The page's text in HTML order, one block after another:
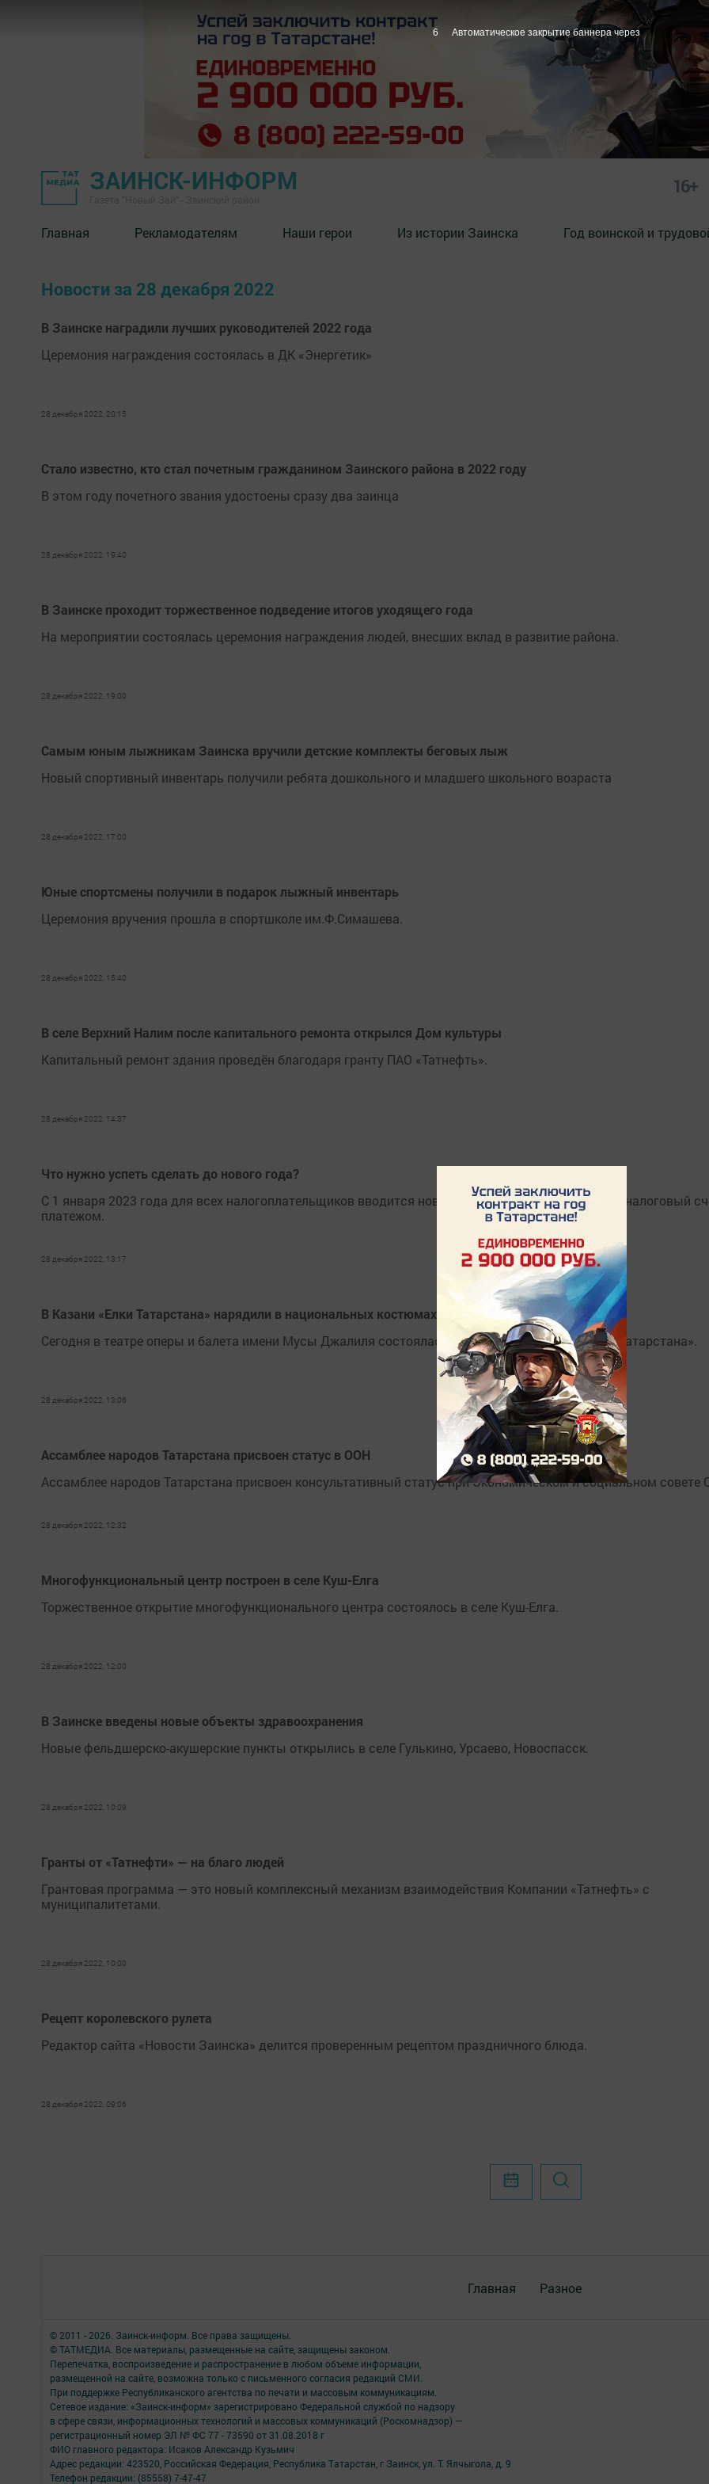
ЗАИНСК-ИНФОРМ 16+
Главная Рекламодателям Наши герои Из истории Заинска Год воинской и
Новости за 28 декабря 2022
В Заинске наградили лучших руководителей 2022 года
Церемония награждения состоялась в ДК «Энергетик»
28 декабря 2022, 20:15
Стало известно, кто стал почетным гражданином Заинского района в 2022 году
В этом году почетного звания удостоены сразу два заинца
28 декабря 2022, 19:40
В Заинске проходит торжественное подведение итогов уходящего года
На мероприятии состоялась церемония награждения людей, внесших вклад в развитие района.
28 декабря 2022, 19:00
Самым юным лыжникам Заинска вручили детские комплекты беговых лыж
Новый спортивный инвентарь получили ребята дошкольного и младшего школьного возраста
28 декабря 2022, 17:00
Юные спортсмены получили в подарок лыжный инвентарь
Церемония вручения прошла в спортшколе им.Ф.Симашева.
28 декабря 2022, 15:40
В селе Верхний Налим после капитального ремонта открылся Дом культуры
Капитальный ремонт здания проведён благодаря гранту ПАО «Татнефть».
28 декабря 2022, 14:37
Что нужно успеть сделать до нового года?
С 1 января 2023 года для всех налогоплательщиков вводится новая система расчётов - Единый налоговый
платежом.
28 декабря 2022, 13:17
В Казани «Елки Татарстана» нарядили в национальных костюмах
Сегодня в театре оперы и балета имени Мусы Джалиля состоялась презентация проекта «Елки Татарстана».
28 декабря 2022, 13:06
Ассамблее народов Татарстана присвоен статус в ООН
Ассамблее народов Татарстана присвоен консультативный статус при Экономическом и социальном совете
28 декабря 2022, 12:32
Многофункциональный центр построен в селе Куш-Елга
Торжественное открытие многофункционального центра состоялось в селе Куш-Елга.
28 декабря 2022, 12:00
В Заинске введены новые объекты здравоохранения
Новые фельдшерско-акушерские пункты открылись в селе Гулькино, Урсаево, Новоспасск.
28 декабря 2022, 10:09
Гранты от «Татнефти» — на благо людей
Грантовая программа — это новый комплексный механизм взаимодействия Компании «Татнефть» с
муниципалитетами.
28 декабря 2022, 10:00
Рецепт королевского рулета
Редактор сайта «Новости Заинска» делится проверенным рецептом праздничного блюда.
28 декабря 2022, 09:06
Главная Разное
© 2011 - 2026. Заинск-информ. Все права защищены.
© ТАТМЕДИА. Все материалы, размещенные на сайте, защищены законом.
Перепечатка, воспроизведение и распространение в любом объеме информации,
размещенной на сайте, возможна только с письменного согласия редакций СМИ.
При поддержке Республиканского агентства по печати и массовым коммуникациям.
Сетевое издание: «Заинск-информ» зарегистрировано Федеральной службой по надзору
в сфере связи, информационных технологий и массовых коммуникаций (Роскомнадзор) —
регистрационный номер ЭЛ № ФС 77 - 73590 от 31.08.2018 г
ФИО главного редактора: Исаков Александр Кузьмич
Адрес редакции: 423520, Российская Федерация, Республика Татарстан, г Заинск, ул. Т. Ялчыгола, д. 9
Телефон редакции: (85558) 7-47-47
5 Автоматическое закрытие баннера через